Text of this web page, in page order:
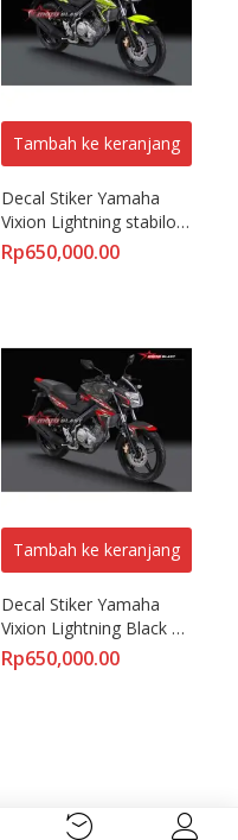
Tambah ke keranjang
Decal Stiker Yamaha
Vixion Lightning stabilo
Slash
Rp650,000.00
Tambah ke keranjang
Decal Stiker Yamaha
Vixion Lightning Black
Slash
Rp650,000.00